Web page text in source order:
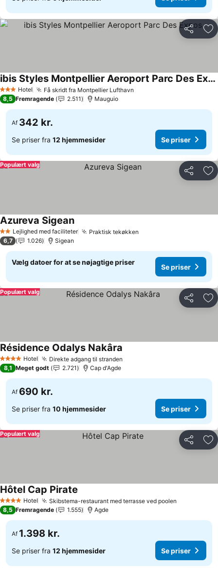
Del
3 StjernerHotel Få skridt fra Montpellier Lufthavn
ibis Styles Montpellier Aeroport Parc Des Expos
Se priser
8,5 Fremragende 2.511 Mauguio
Af 342 kr.
Se priser fra 12 hjemmesider Se priser
Del
Populært valg
2 StjernerLejlighed med faciliteter Praktisk tekøkken
Azureva SigeanSe priser
6,7 1.026 Sigean
Vælg datoer for at se nøjagtige priser
Se priser
Del
Populært valg
4 StjernerHotel Direkte adgang til stranden
Résidence Odalys Nakâra
8,1 Meget godt 2.721 Cap d'Agde
Af 690 kr.
Se priser fra 10 hjemmesider Se priser
Del
Populært valg
4 StjernerHotel Skibstema-restaurant med terrasse ved poolen
Hôtel Cap Pirate
8,5 Fremragende 1.555 Agde
Af 1.398 kr.
Se priser fra 12 hjemmesider Se priser